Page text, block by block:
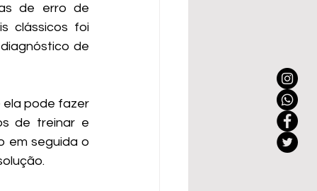
de erro de
clássicos foi
de
ela pode fazer
de treinar e
em seguida o